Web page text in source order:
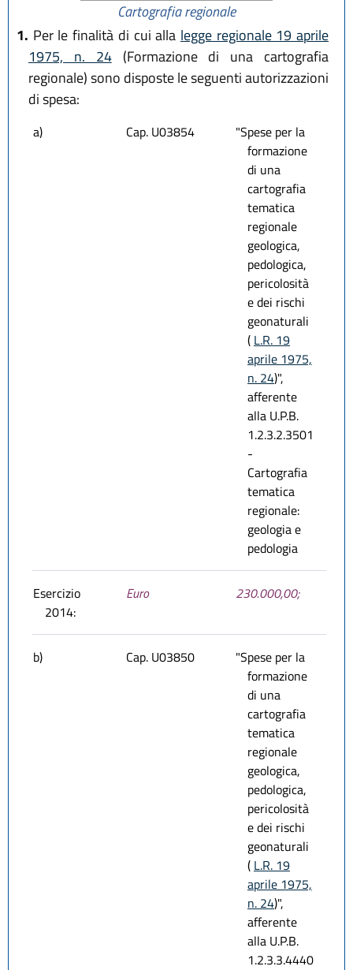
Cartografia regionale
1. Per le finalità di cui alla legge regionale 19 aprile
1975, n. 24(Formazione di una cartografia
regionale) sono disposte le seguenti autorizzazioni
di spesa:
a) Cap. U03854
"Spese per la
formazione
di una
cartografia
tematica
regionale
geologica,
pedologica,
pericolosità
e dei rischi
geonaturali
( L.R. 19
aprile 1975,
n. 24)",
afferente
alla U.P.B.
1.2.3.2.3501
-
Cartografia
tematica
regionale:
geologia e
pedologia
Esercizio
2014:
Euro 230.000,00;
b) Cap. U03850
"Spese per la
formazione
di una
cartografia
tematica
regionale
geologica,
pedologica,
pericolosità
e dei rischi
geonaturali
( L.R. 19
aprile 1975,
n. 24)",
afferente
alla U.P.B.
1.2.3.3.4440